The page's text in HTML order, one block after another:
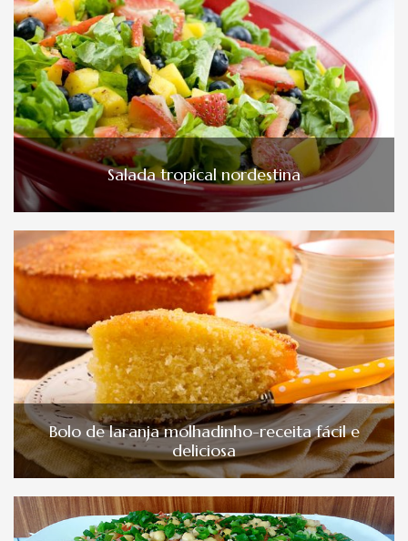
Salada tropical nordestina
Bolo de laranja molhadinho-receita fácil e
deliciosa